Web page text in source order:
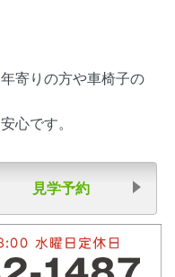
寄りの方や車椅子の
心です。
見学予約